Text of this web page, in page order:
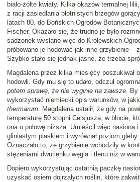
biało-żółte kwiaty. Kilka okazów termalnej
z racji zasiedlania błotnistych brzegów
latach 80. do Bońskich Ogrodów
Fischer. Okazało się, że trudno je było
sadzonek wysłano więc do Królewskich
próbowano je hodować jak inne grzybienie –
Szybko stało się jednak jasne, że trzeba
Magdalena przez kilka miesięcy poszukiwał
hodowli. Gdy mu się to udało, odczuł
potem sprawę, że nie wyginie na zawsze. By
wykorzystać niemiecki opis warunków, w
thermarum. Magdalena ustalił, że gdy na
temperaturę 50 stopni Celsjusza, w błocie,
ona o połowę niższa. Umieścił więc nasiona
gliniastym piaskiem i wyrównał poziom gleby
Oznaczało to, że grzybienie wchodziły w
stężeniami dwutlenku węgla i tlenu niż w
Dopiero wykorzystując ostatnią paczkę
uzyskać osiem dojrzałych roślin, które